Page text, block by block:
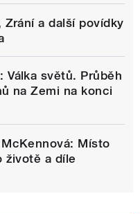
a další povídky
Válka světů. Průběh
na Zemi na konci
Místo
životě a díle